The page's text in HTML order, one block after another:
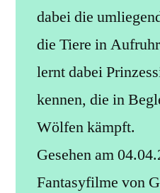
dabei die
die Tiere in
lernt dabei
kennen, die in
Wölfen kämpft.
Gesehen am
Fantasyfilme von